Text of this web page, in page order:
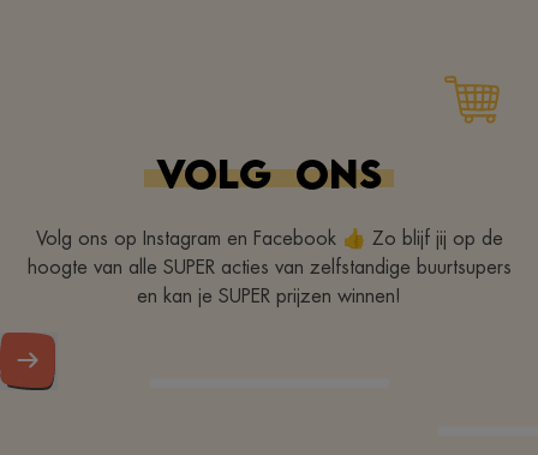
gentillesse
VOLG ONS
Volg ons op Instagram en Facebook 👍 Zo blijf jij op de
hoogte van alle SUPER acties van zelfstandige buurtsupers
en kan je SUPER prijzen winnen!